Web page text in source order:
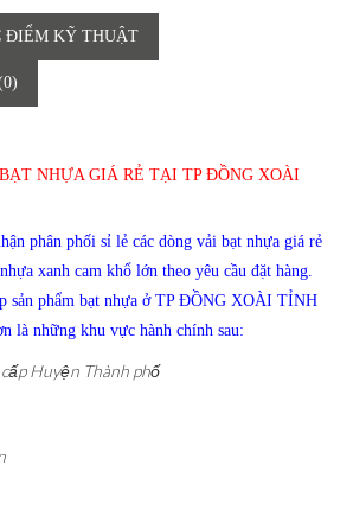
ĐIỂM KỸ THUẬT
NHỰA GIÁ RẺ TẠI TP ĐỒNG XOÀI
phân phối sỉ lẻ các dòng vải bạt nhựa giá rẻ
xanh cam khổ lớn theo yêu cầu đặt hàng.
sản phẩm bạt nhựa ở TP ĐỒNG XOÀI TỈNH
là những khu vực hành chính sau:
Huyện Thành phố